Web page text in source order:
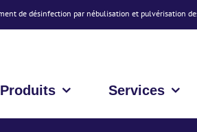
de désinfection par nébulisation et pulvérisation
Produits Services